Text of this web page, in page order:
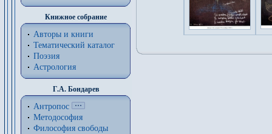
Книжное собрание
Авторы и книги
Тематический каталог
Поэзия
Астрология
Г.А. Бондарев
Антропос
Методософия
Философия cвободы